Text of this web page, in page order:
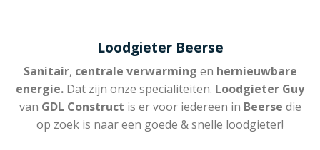
Loodgieter Beerse
Sanitair, centrale verwarming en hernieuwbare
energie. Dat zijn onze specialiteiten. Loodgieter Guy
van GDL Construct is er voor iedereen in Beerse die
op zoek is naar een goede & snelle loodgieter!